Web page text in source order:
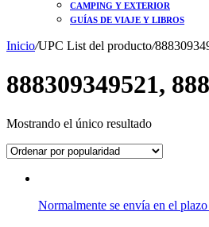
CAMPING Y EXTERIOR
GUÍAS DE VIAJE Y LIBROS
Inicio/UPC List del producto/
888309349521,
Mostrando el único resultado
Normalmente se envía en el